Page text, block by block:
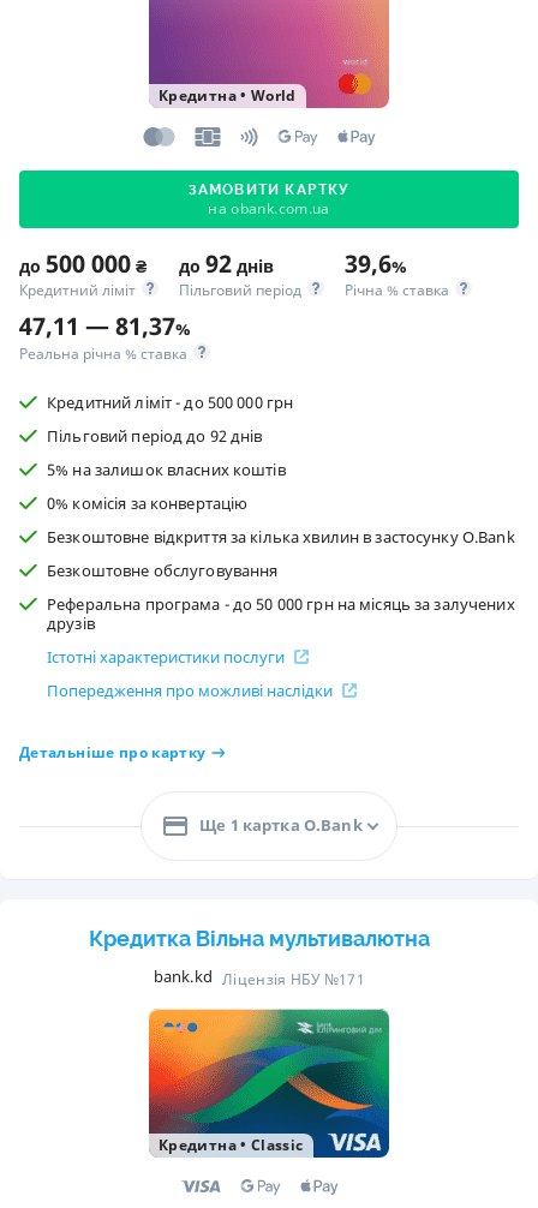
Кредитна• World
ЗАМОВИТИ КАРТКУ
на obank.com.ua
до 500 000 ₴
Кредитний ліміт
до 92 днів
Пільговий період
39,6%
Річна % ставка
47,11 — 81,37%
Реальна річна % ставка
Кредитний ліміт - до 500 000 грн
Пільговий період до 92 днів
5% на залишок власних коштів
0% комісія за конвертацію
Безкоштовне відкриття за кілька хвилин в застосунку O.Bank
Безкоштовне обслуговування
Реферальна програма - до 50 000 грн на місяць за залучених
друзів
Істотні характеристики послуги
Попередження про можливі наслідки
Детальніше про картку
Ще 1 картка O.Bank
Кредитка Вільна мультивалютна
bank.kd Ліцензія НБУ №171
Кредитна• Classic